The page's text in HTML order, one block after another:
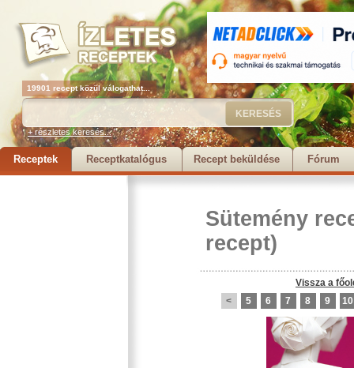
19901 recept közül válogathat...
+ részletes keresés...
Receptek Receptkatalógus Recept beküldése Fórum
Sütemény
recept)
Vissza a
<
5 6 7 8 9 10